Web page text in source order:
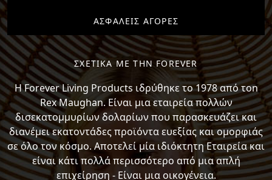
ΑΣΦΑΛΕΙΣ ΑΓΟΡΕΣ
ΣΧΕΤΙΚΑ ΜΕ ΤΗΝ FOREVER
H Forever Living Products ιδρύθηκε το 1978 από τon
Rex Maughan. Είναι μια εταιρεία πολλών
δισεκατομμυρίων δολαρίων που παρασκευάζει και
διανέμει εκατοντάδες προϊόντα ευεξίας και ομορφιάς
σε όλο τον κόσμο. Αποτελεί μία ιδιόκτητη Εταιρεία και
είναι κάτι πολλά περισσότερο από μια απλή
επιχείρηση - Είναι μια οικογένεια.